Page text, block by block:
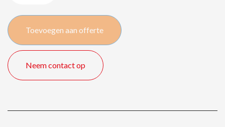
55″
/
140
cm
quantity
Toevoegen aan offerte
Neem contact op